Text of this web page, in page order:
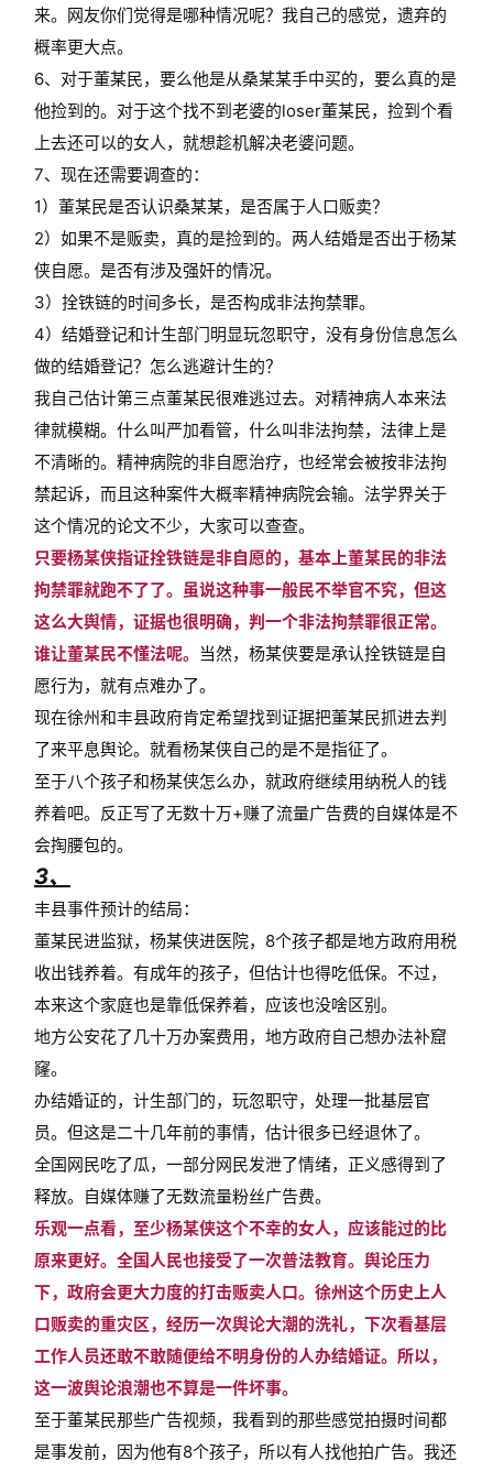
来。网友你们觉得是哪种情况呢？我自己的感觉，遗弃的
概率更大点。
6、对于董某民，要么他是从桑某某手中买的，要么真的是
他捡到的。对于这个找不到老婆的loser董某民，捡到个看
上去还可以的女人，就想趁机解决老婆问题。
7、现在还需要调查的：
1）董某民是否认识桑某某，是否属于人口贩卖？
2）如果不是贩卖，真的是捡到的。两人结婚是否出于杨某
侠自愿。是否有涉及强奸的情况。
3）拴铁链的时间多长，是否构成非法拘禁罪。
4）结婚登记和计生部门明显玩忽职守，没有身份信息怎么
做的结婚登记？怎么逃避计生的？
我自己估计第三点董某民很难逃过去。对精神病人本来法
律就模糊。什么叫严加看管，什么叫非法拘禁，法律上是
不清晰的。精神病院的非自愿治疗，也经常会被按非法拘
禁起诉，而且这种案件大概率精神病院会输。法学界关于
这个情况的论文不少，大家可以查查。
只要杨某侠指证拴铁链是非自愿的，基本上董某民的非法
拘禁罪就跑不了了。虽说这种事一般民不举官不究，但这
这么大舆情，证据也很明确，判一个非法拘禁罪很正常。
谁让董某民不懂法呢。 当然，杨某侠要是承认拴铁链是自
愿行为，就有点难办了。
现在徐州和丰县政府肯定希望找到证据把董某民抓进去判
了来平息舆论。就看杨某侠自己的是不是指征了。
至于八个孩子和杨某侠怎么办，就政府继续用纳税人的钱
养着吧。反正写了无数十万+赚了流量广告费的自媒体是不
会掏腰包的。
3、
丰县事件预计的结局：
董某民进监狱，杨某侠进医院，8个孩子都是地方政府用税
收出钱养着。有成年的孩子，但估计也得吃低保。不过，
本来这个家庭也是靠低保养着，应该也没啥区别。
地方公安花了几十万办案费用，地方政府自己想办法补窟
窿。
办结婚证的，计生部门的，玩忽职守，处理一批基层官
员。但这是二十几年前的事情，估计很多已经退休了。
全国网民吃了瓜，一部分网民发泄了情绪，正义感得到了
释放。自媒体赚了无数流量粉丝广告费。
乐观一点看，至少杨某侠这个不幸的女人，应该能过的比
原来更好。全国人民也接受了一次普法教育。舆论压力
下，政府会更大力度的打击贩卖人口。徐州这个历史上人
口贩卖的重灾区，经历一次舆论大潮的洗礼，下次看基层
工作人员还敢不敢随便给不明身份的人办结婚证。所以，
这一波舆论浪潮也不算是一件坏事。
至于董某民那些广告视频，我看到的那些感觉拍摄时间都
是事发前，因为他有8个孩子，所以有人找他拍广告。我还